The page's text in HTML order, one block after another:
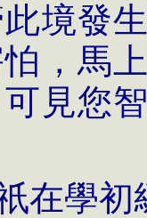
境發
，馬
見您
在學